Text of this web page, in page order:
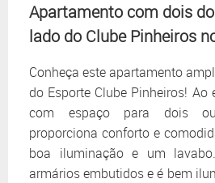
Apartamento com dois
lado do Clube Pinheiros
Conheça este apartamento
do Esporte Clube Pinheiros!
com espaço para dois
proporciona conforto e
boa iluminação e um
armários embutidos e é bem